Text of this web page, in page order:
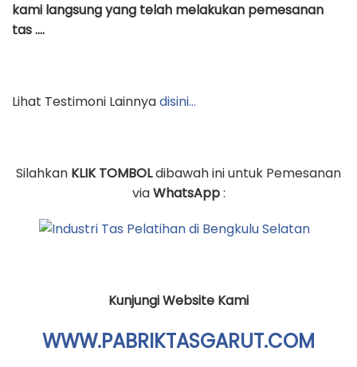
kami langsung yang telah melakukan pemesanan
tas ….
Lihat Testimoni Lainnyadisini…
Silahkan KLIK TOMBOLdibawah ini untuk Pemesanan
viaWhatsApp:
Kunjungi Website Kami
WWW.PABRIKTASGARUT.COM